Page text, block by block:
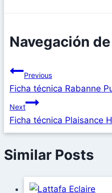
Navegación
Previous
Ficha técnica Rabanne
Next
Ficha técnica Plaisance
Similar Posts